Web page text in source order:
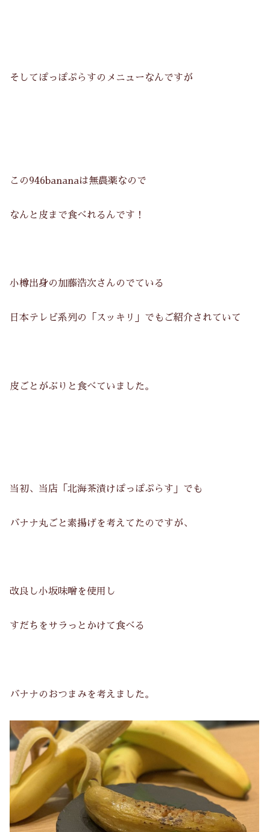
そしてぽっぽぷらすのメニューなんですが
この946bananaは無農薬なので
なんと皮まで食べれるんです！
小樽出身の加藤浩次さんのでている
日本テレビ系列の「スッキリ」でもご紹介されていて
皮ごとがぶりと食べていました。
当初、当店「北海茶漬けぽっぽぷらす」でも
バナナ丸ごと素揚げを考えてたのですが、
改良し小坂味噌を使用し
すだちをサラっとかけて食べる
バナナのおつまみを考えました。